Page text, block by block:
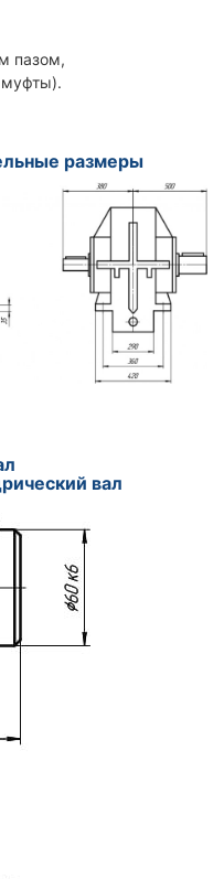
пазом,
размеры
вал
вал